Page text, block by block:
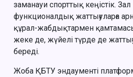
заманауи спорттық кеңістік.
функционалдық жаттығуларға
құрал-жабдықтармен
жеке де, жүйелі түрде де
береді.
Жоба ҚБТУ эндаументі